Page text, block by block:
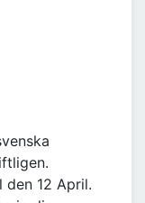
12 April.